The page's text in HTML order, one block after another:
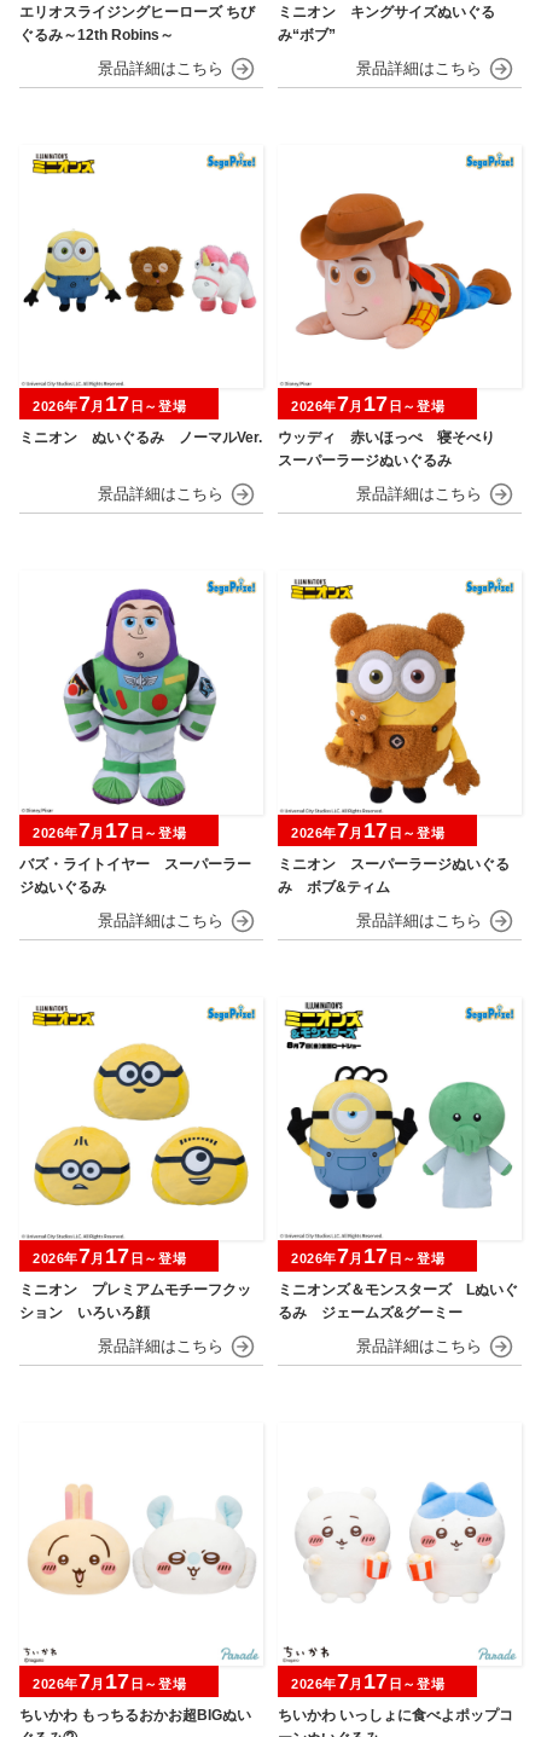
エリオスライジングヒーローズ ちび
ぐるみ～12th Robins～
ミニオン キングサイズぬいぐる
み“ボブ”
ミニオン ぬいぐるみ ノーマルVer.
2026年7月 17 日～登場
ウッディ 赤いほっぺ 寝そべり
スーパーラージぬいぐるみ
2026年7月 17 日～登場
バズ・ライトイヤー スーパーラー
ジぬいぐるみ
2026年7月 17 日～登場
ミニオン スーパーラージぬいぐる
み ボブ&ティム
2026年7月 17 日～登場
ミニオン プレミアムモチーフクッ
ション いろいろ顔
2026年7月 17 日～登場
ミニオンズ＆モンスターズ Lぬいぐ
るみ ジェームズ&グーミー
2026年7月 17 日～登場
ちいかわ もっちるおかお超BIGぬい
2026年7月 17 日～登場
ちいかわ いっしょに食べよポップコ
2026年7月 17 日～登場